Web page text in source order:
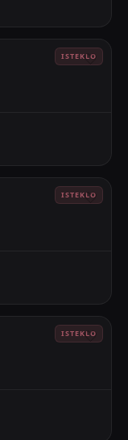
🤍
🤍
🤍